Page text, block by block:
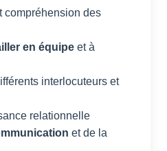
compréhension des
en équipe et à
interlocuteurs et
relationnelle
et de la